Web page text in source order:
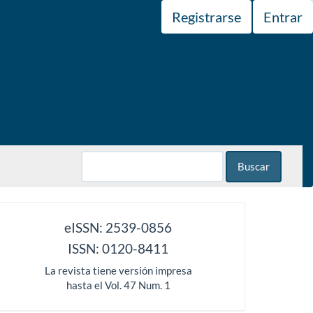
Registrarse Entrar
Buscar
eISSN: 2539-0856
ISSN: 0120-8411
La revista tiene versión impresa
hasta el Vol. 47 Num. 1